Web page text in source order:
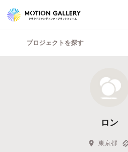
プロジェクトを探す
ロン
東京都